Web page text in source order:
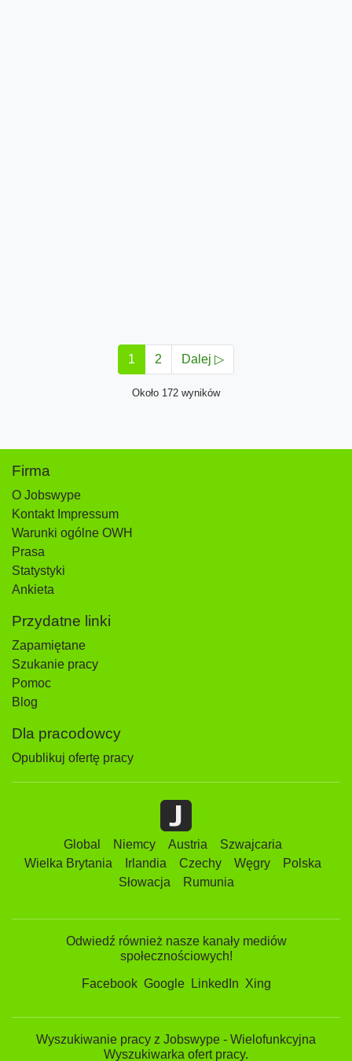
1 2 Dalej ▷
Około 172 wyników
Firma
O Jobswype
Kontakt Impressum
Warunki ogólne OWH
Prasa
Statystyki
Ankieta
Przydatne linki
Zapamiętane
Szukanie pracy
Pomoc
Blog
Dla pracodowcy
Opublikuj ofertę pracy
Global Niemcy Austria
Szwajcaria
Wielka Brytania
Irlandia Czechy Węgry
Polska
Słowacja
Rumunia
Odwiedź również nasze kanały mediów
społecznościowych!
Facebook Google LinkedIn Xing
Wyszukiwanie pracy z Jobswype - Wielofunkcyjna
Wyszukiwarka ofert pracy.